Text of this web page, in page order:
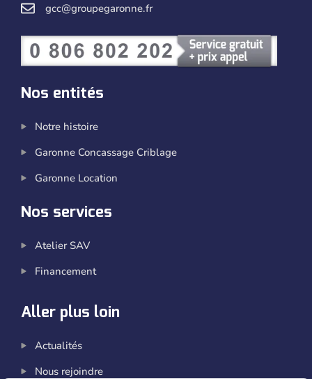
gcc@groupegaronne.fr
Nos entités
Notre histoire
Garonne Concassage Criblage
Garonne Location
Nos services
Atelier SAV
Financement
Aller plus loin
Actualités
Nous rejoindre